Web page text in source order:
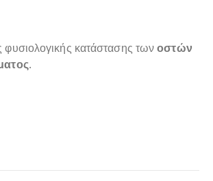
φυσιολογικής κατάστασης τωνοστών
.